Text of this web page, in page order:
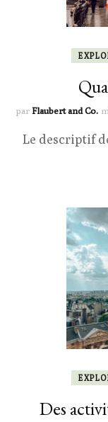
parFlaubert and Co.
Le descriptif
Des